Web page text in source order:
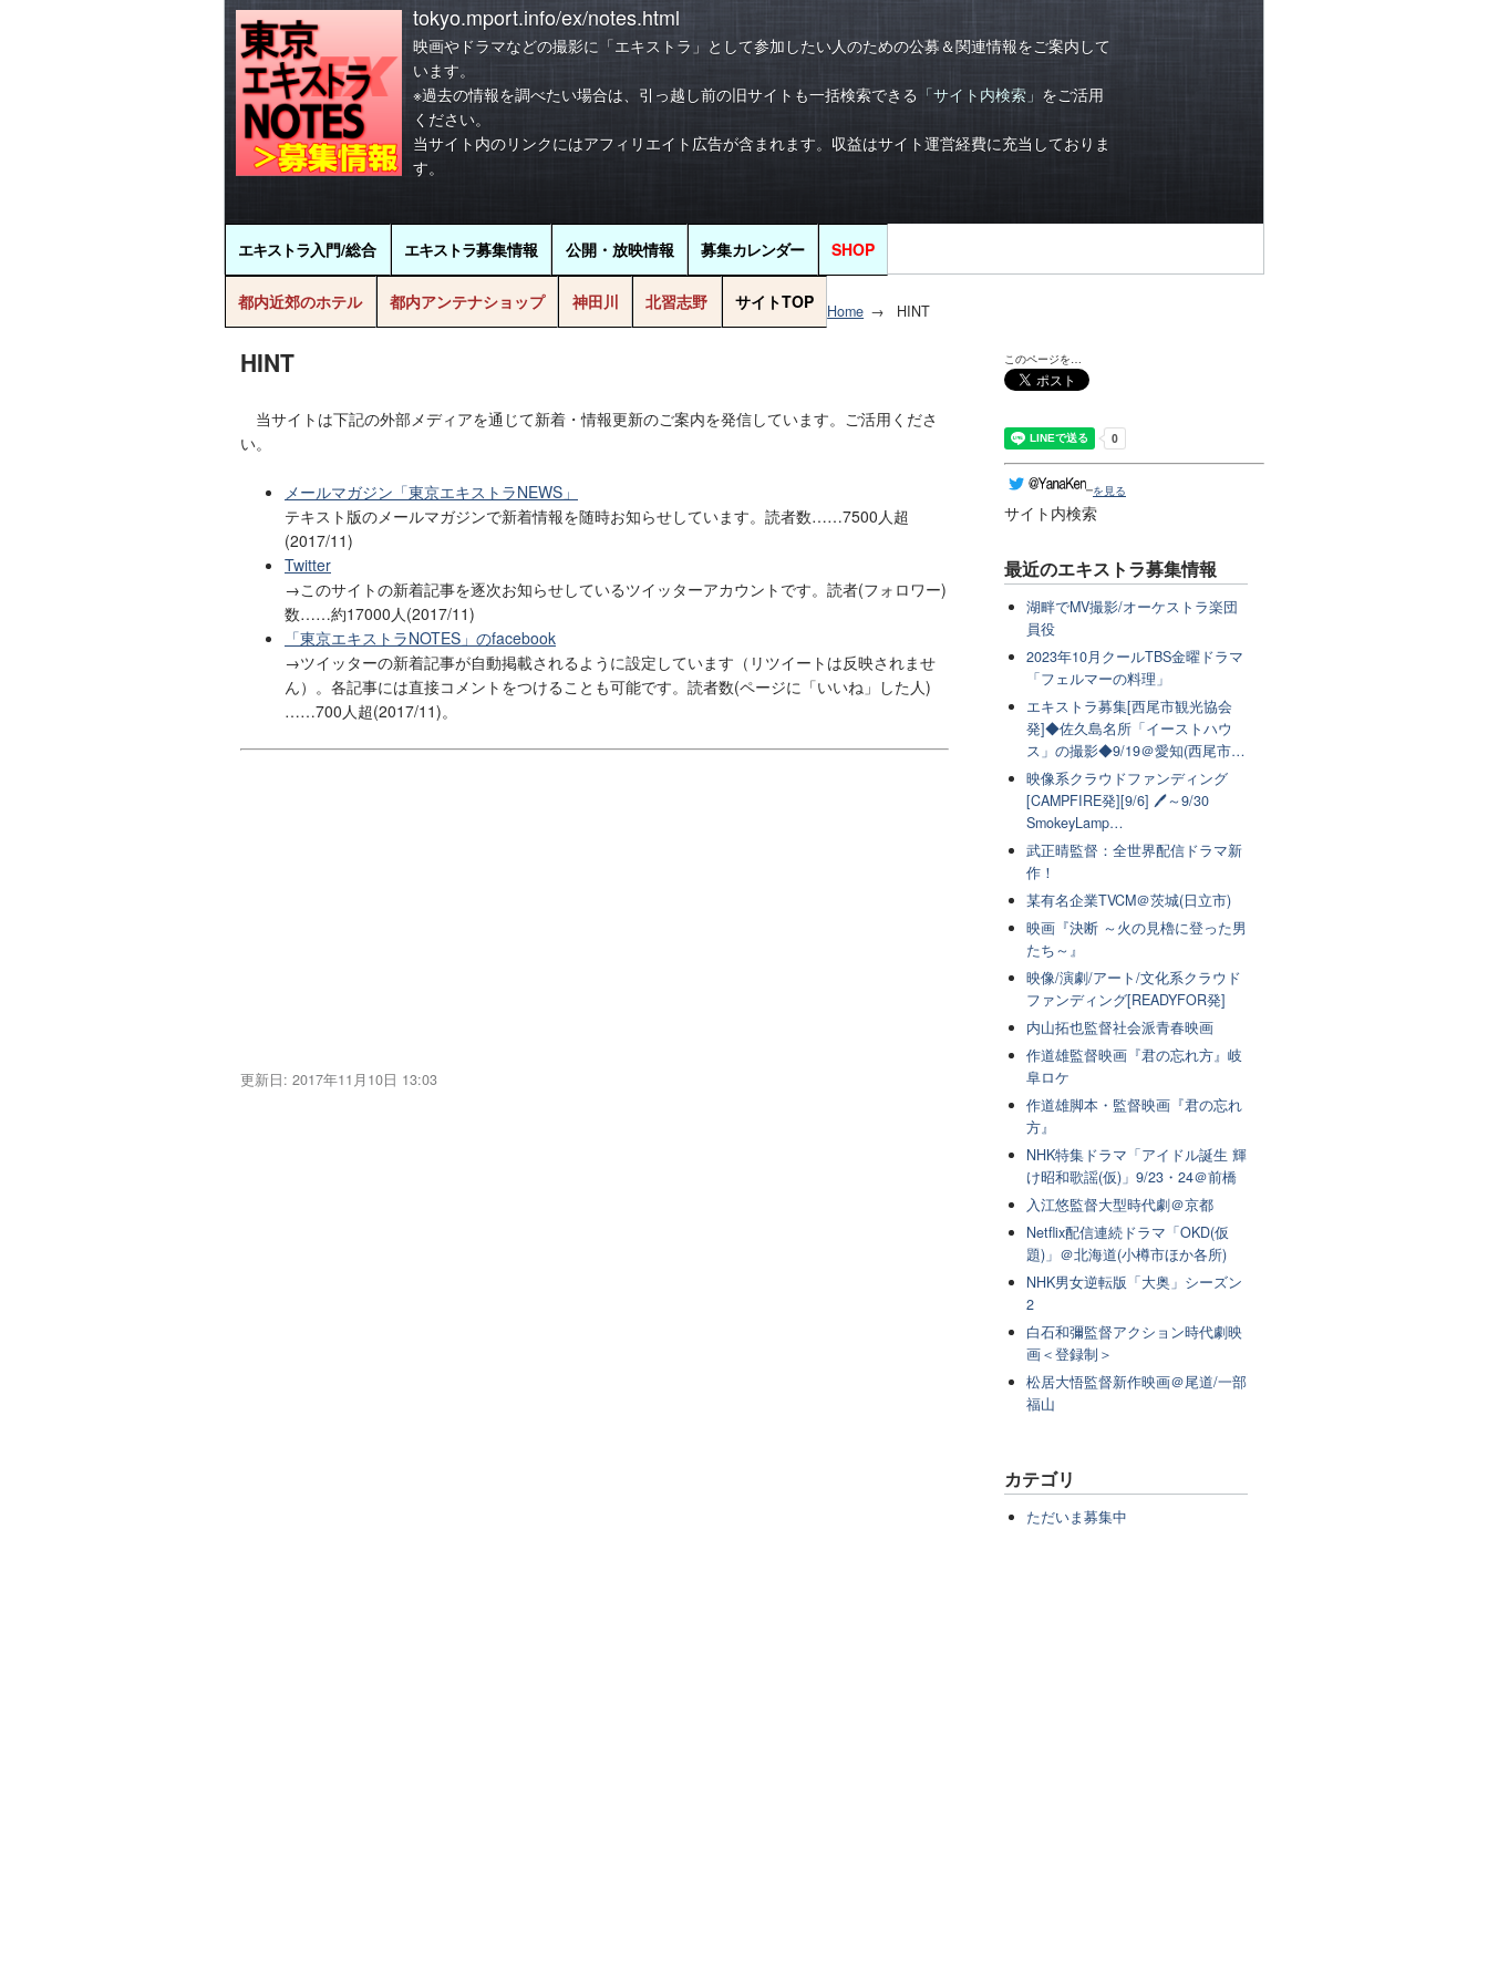
tokyo.mport.info/ex/notes.html
映画やドラマなどの撮影に「エキストラ」として参加したい人のための公募＆関連情報をご案内して
います。
※過去の情報を調べたい場合は、引っ越し前の旧サイトも一括検索できる 「サイト内検索」 をご活用
ください。
当サイト内のリンクにはアフィリエイト広告が含まれます。収益はサイト運営経費に充当しておりま
す。
エキストラ入門/総合 エキストラ募集情報 公開・放映情報 募集カレンダー SHOP
都内近郊のホテル 都内アンテナショップ 神田川 北習志野 サイトTOP Home HINT
HINT
当サイトは下記の外部メディアを通じて新着・情報更新のご案内を発信しています。ご活用くださ
い。
メールマガジン「東京エキストラNEWS」
テキスト版のメールマガジンで新着情報を随時お知らせしています。読者数……7500人超
(2017/11)
Twitter
→このサイトの新着記事を逐次お知らせしているツイッターアカウントです。読者(フォロワー)
数……約17000人(2017/11)
「東京エキストラNOTES」のfacebook
→ツイッターの新着記事が自動掲載されるように設定しています（リツイートは反映されませ
ん）。各記事には直接コメントをつけることも可能です。読者数(ページに「いいね」した人)
……700人超(2017/11)。
更新日: 2017年11月10日 13:03
このページを…
を見る
サイト内検索
最近のエキストラ募集情報
湖畔でMV撮影/オーケストラ楽団
員役
2023年10月クールTBS金曜ドラマ
「フェルマーの料理」
エキストラ募集[西尾市観光協会
発]◆佐久島名所「イーストハウ
ス」の撮影◆9/19＠愛知(西尾市…
映像系クラウドファンディング
[CAMPFIRE発][9/6] 🖊～9/30
SmokeyLamp…
武正晴監督：全世界配信ドラマ新
作！
某有名企業TVCM＠茨城(日立市)
映画『決断 ～火の見櫓に登った男
たち～』
映像/演劇/アート/文化系クラウド
ファンディング[READYFOR発]
内山拓也監督社会派青春映画
作道雄監督映画『君の忘れ方』岐
阜ロケ
作道雄脚本・監督映画『君の忘れ
方』
NHK特集ドラマ「アイドル誕生 輝
け昭和歌謡(仮)」9/23・24＠前橋
入江悠監督大型時代劇＠京都
Netflix配信連続ドラマ「OKD(仮
題)」＠北海道(小樽市ほか各所)
NHK男女逆転版「大奥」シーズン
2
白石和彌監督アクション時代劇映
画＜登録制＞
松居大悟監督新作映画＠尾道/一部
福山
カテゴリ
ただいま募集中